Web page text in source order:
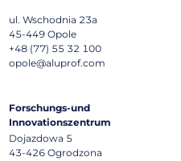
ul. Wschodnia 23a
45-449 Opole
+48 (77) 55 32 100
opole@aluprof.com
Forschungs-und
Innovationszentrum
Dojazdowa 5
43-426 Ogrodzona